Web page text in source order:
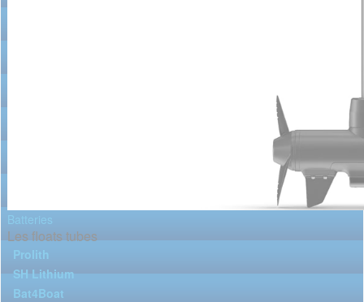
Batteries
Les floats tubes
Prolith
SH Lithium
Bat4Boat